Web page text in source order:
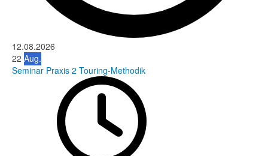
12.08.2026
22 Aug.
Seminar Praxis 2 Touring-Methodik